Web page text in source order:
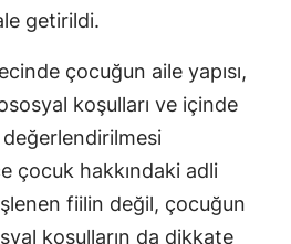
getirildi.
çocuğun aile yapısı,
koşulları ve içinde
çocuk hakkındaki adli
fiilin değil, çocuğun
koşulların da dikkate